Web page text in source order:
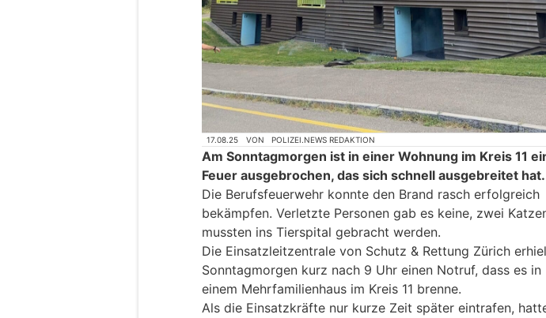
17.08.25 VON POLIZEI.NEWS REDAKTION
Am Sonntagmorgen ist in einer Wohnung im Kreis 11
Feuer ausgebrochen, das sich schnell ausgebreitet hat.
Die Berufsfeuerwehr konnte den Brand rasch erfolgreich
bekämpfen. Verletzte Personen gab es keine, zwei
mussten ins Tierspital gebracht werden.
Die Einsatzleitzentrale von Schutz & Rettung Zürich
Sonntagmorgen kurz nach 9 Uhr einen Notruf, dass es in
einem Mehrfamilienhaus im Kreis 11 brenne.
Als die Einsatzkräfte nur kurze Zeit später eintrafen,